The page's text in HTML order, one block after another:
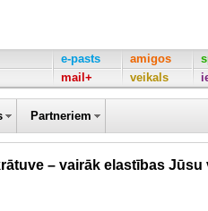
e-pasts
mail+
amigos
veikals
Partneriem
– vairāk elastības Jūsu